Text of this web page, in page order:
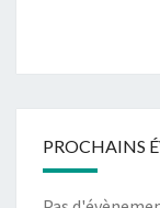
PROCHAINS